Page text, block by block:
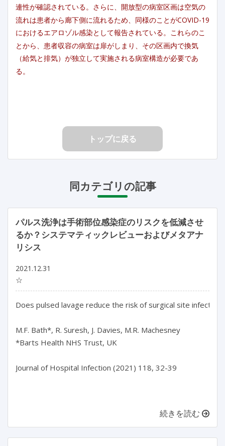
連性が確認されている。さらに、開放型の病室区画は空気の
流れは患者から廊下側に流れるため、同様のことがCOVID-19
におけるエアロゾル感染として報告されている。これらのこ
とから、患者収容の病室は扉がしまり、その区画内で換気
（給気と排気）が独立して実施される病室構造が必要であ
る。
トップに戻る
同カテゴリの記事
パルス洗浄は手術部位感染症のリスクを低減させ
るか？システマティックレビューおよびメタアナ
リシス
2021.12.31
☆
Does pulsed lavage reduce the risk of surgical site
M.F. Bath*, R. Suresh, J. Davies, M.R. Machesney
*Barts Health NHS Trust, UK
Journal of Hospital Infection (2021) 118, 32-39
続きを読む